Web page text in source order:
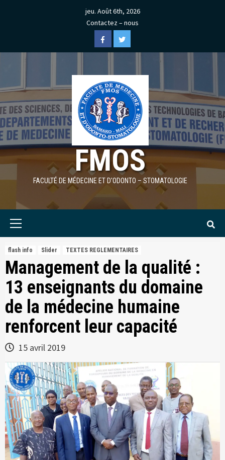
jeu. Août 6th, 2026
Contactez – nous
FacebookTwitter
FMOS
FACULTÉ DE MÉDECINE ET D'ODONTO – STOMATOLOGIE
flash info Slider TEXTES REGLEMENTAIRES
Management de la qualité :
13 enseignants du domaine
de la médecine humaine
renforcent leur capacité
15 avril 2019